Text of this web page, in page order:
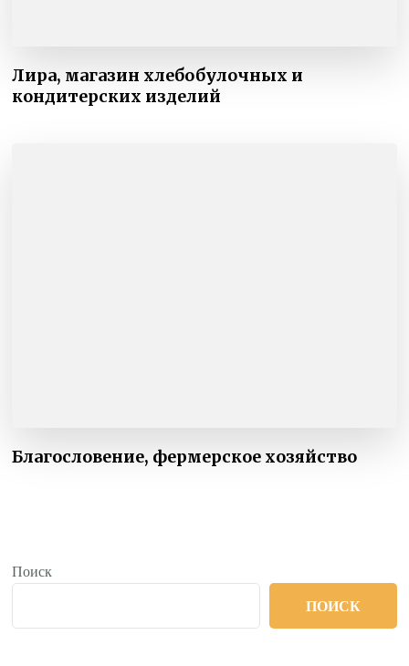
Лира, магазин хлебобулочных и
кондитерских изделий
Благословение, фермерское хозяйство
Поиск
ПОИСК